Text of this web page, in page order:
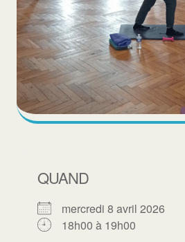
QUAND
mercredi 8 avril 2026
18h00 à 19h00